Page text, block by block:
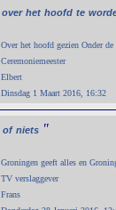
over het hoofd te
Over het hoofd gezien Onder de
Ceremoniemeester
Elbert
Dinsdag 1 Maart 2016, 16:32
of niets "
Groningen geeft alles en
TV verslaggever
Frans